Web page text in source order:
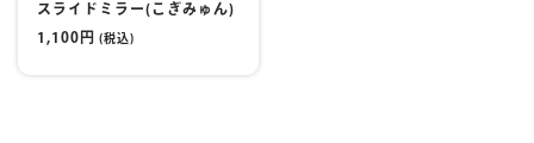
スライドミラー(こぎみゅん)
1,100円 (税込)